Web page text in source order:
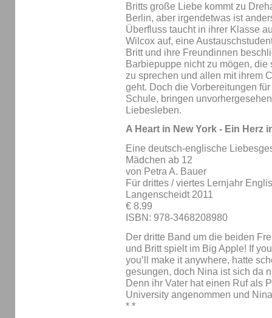
Britts große Liebe kommt zu
Berlin, aber irgendetwas ist
Überfluss taucht in ihrer Klasse
Wilcox auf, eine
Britt und ihre Freundinnen
Barbiepuppe nicht zu mögen,
zu sprechen und allen mit ihrem
geht. Doch die Vorbereitungen für
Schule, bringen
Liebesleben.
A Heart in New York - Ein Herz
Eine deutsch-englische
Mädchen ab 12
von Petra A. Bauer
Für drittes / viertes Lernjahr
Langenscheidt 2011
€ 8.99
ISBN: 978-3468208980
Der dritte Band um die beiden
und Britt spielt im Big Apple! If
you’ll make it anywhere, hatte
gesungen, doch Nina ist sich da
Denn ihr Vater hat einen Ruf als
University angenommen und
* *